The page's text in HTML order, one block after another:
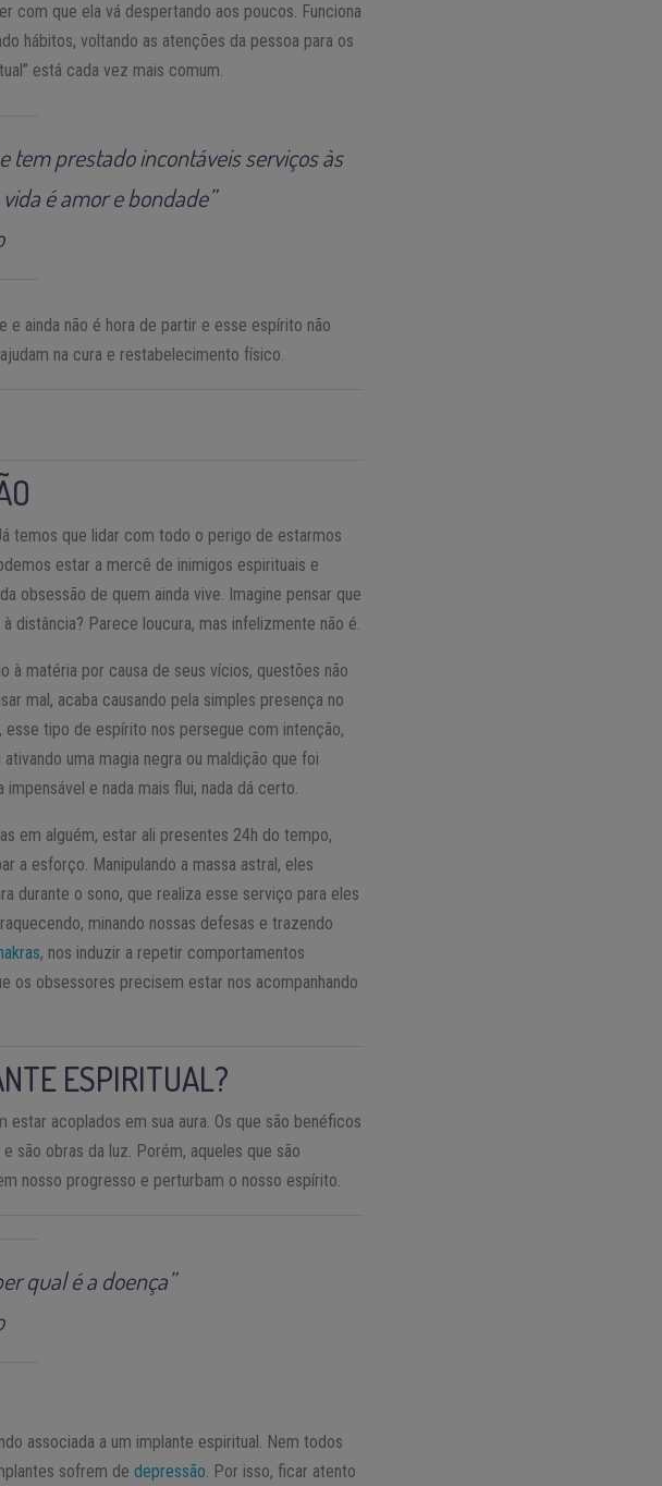
com que ela vá despertando aos poucos. Funciona
hábitos, voltando as atenções da pessoa para os
está cada vez mais comum.
tem prestado incontáveis serviços às
é amor e bondade”
e ainda não é hora de partir e esse espírito não
na cura e restabelecimento físico.
temos que lidar com todo o perigo de estarmos
estar a mercê de inimigos espirituais e
obsessão de quem ainda vive. Imagine pensar que
distância? Parece loucura, mas infelizmente não é.
à matéria por causa de seus vícios, questões não
mal, acaba causando pela simples presença no
tipo de espírito nos persegue com intenção,
uma magia negra ou maldição que foi
e nada mais flui, nada dá certo.
em alguém, estar ali presentes 24h do tempo,
a esforço. Manipulando a massa astral, eles
durante o sono, que realiza esse serviço para eles
minando nossas defesas e trazendo
, nos induzir a repetir comportamentos
os obsessores precisem estar nos acompanhando
ESPIRITUAL?
acoplados em sua aura. Os que são benéficos
são obras da luz. Porém, aqueles que são
nosso progresso e perturbam o nosso espírito.
qual é a doença”
associada a um implante espiritual. Nem todos
sofrem dedepressão. Por isso, ficar atento